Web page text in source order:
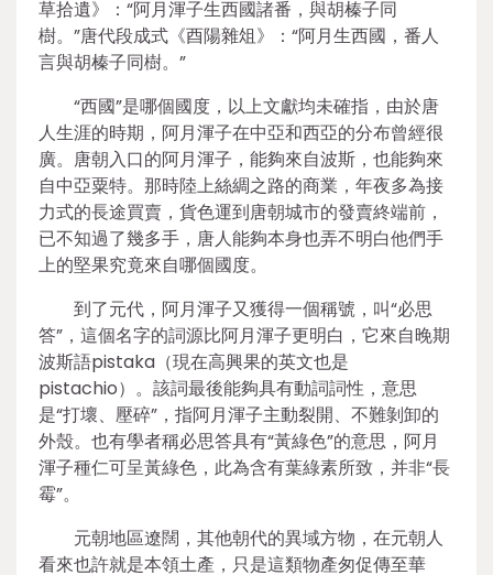
草拾遺》：“阿月渾子生西國諸番，與胡榛子同
樹。”唐代段成式《酉陽雜俎》：“阿月生西國，番人
言與胡榛子同樹。”
“西國”是哪個國度，以上文獻均未確指，由於唐
人生涯的時期，阿月渾子在中亞和西亞的分布曾經很
廣。唐朝入口的阿月渾子，能夠來自波斯，也能夠來
自中亞粟特。那時陸上絲綢之路的商業，年夜多為接
力式的長途買賣，貨色運到唐朝城市的發賣終端前，
已不知過了幾多手，唐人能夠本身也弄不明白他們手
上的堅果究竟來自哪個國度。
到了元代，阿月渾子又獲得一個稱號，叫“必思
答”，這個名字的詞源比阿月渾子更明白，它來自晚期
波斯語pistaka（現在高興果的英文也是
pistachio）。該詞最後能夠具有動詞詞性，意思
是“打壞、壓碎”，指阿月渾子主動裂開、不難剝卸的
外殼。也有學者稱必思答具有“黃綠色”的意思，阿月
渾子種仁可呈黃綠色，此為含有葉綠素所致，并非“長
霉”。
元朝地區遼闊，其他朝代的異域方物，在元朝人
看來也許就是本領土產，只是這類物產匆促傳至華